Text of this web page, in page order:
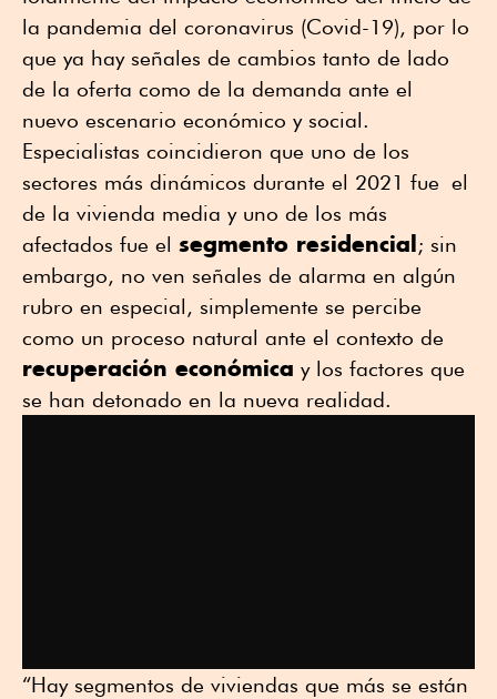
la pandemia del coronavirus (Covid-19), por lo
que ya hay señales de cambios tanto de lado
de la oferta como de la demanda ante el
nuevo escenario económico y social.
Especialistas coincidieron que uno de los
sectores más dinámicos durante el 2021 fue el
de la vivienda media y uno de los más
afectados fue el segmento residencial; sin
embargo, no ven señales de alarma en algún
rubro en especial, simplemente se percibe
como un proceso natural ante el contexto de
recuperación económica y los factores que
se han detonado en la nueva realidad.
“Hay segmentos de viviendas que más se están